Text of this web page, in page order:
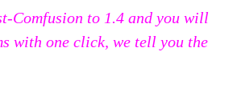
Comfusion to 1.4 and you will
with one click, we tell you the